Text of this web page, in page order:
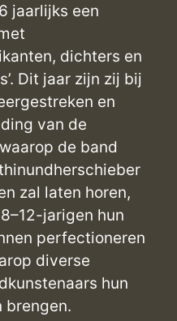
jaarlijks een
dichters en
Dit jaar zijn zij bij
en
van de
de band
zal laten horen,
jarigen hun
perfectioneren
diverse
hun
brengen.